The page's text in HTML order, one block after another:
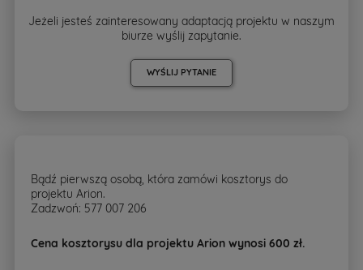
Jeżeli jesteś zainteresowany adaptacją projektu w naszym
biurze wyślij zapytanie.
WYŚLIJ PYTANIE
Bądź pierwszą osobą, która zamówi kosztorys do
projektu Arion.
Zadzwoń: 577 007 206
Cena kosztorysu dla projektu Arion wynosi 600 zł.